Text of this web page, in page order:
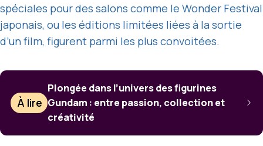
spéciales pour des salons comme le Wonder Festival
japonais, ou les éditions limitées liées à la sortie
d’un film, figurent parmi les plus convoitées.
À lire
Plongée dans l’univers des figurines
Gundam : entre passion, collection et
créativité